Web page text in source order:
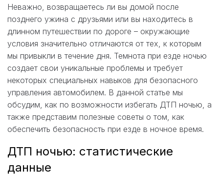
Неважно, возвращаетесь ли вы домой после
позднего ужина с друзьями или вы находитесь в
длинном путешествии по дороге – окружающие
условия значительно отличаются от тех, к которым
мы привыкли в течение дня. Темнота при езде ночью
создает свои уникальные проблемы и требует
некоторых специальных навыков для безопасного
управления автомобилем. В данной статье мы
обсудим, как по возможности избегать ДТП ночью, а
также представим полезные советы о том, как
обеспечить безопасность при езде в ночное время.
ДТП ночью: статистические
данные